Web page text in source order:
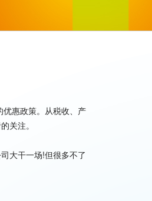
惠政策。从税收、产
关注。
大干一场!但很多不了